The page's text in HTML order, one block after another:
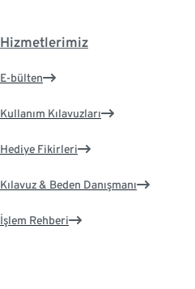
Hizmetlerimiz
E-bülten
Kullanım Kılavuzları
Hediye Fikirleri
Kılavuz & Beden Danışmanı
İşlem Rehberi